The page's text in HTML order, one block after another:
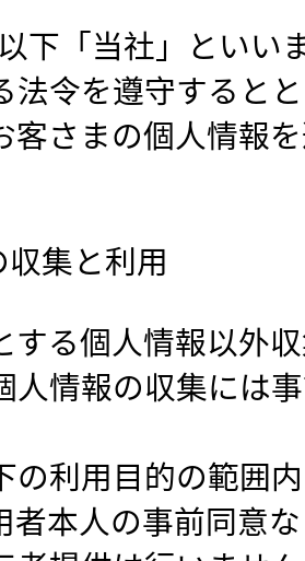
下「当社」といい
法令を遵守すると
客さまの個人情報
集と利用
する個人情報以外
人情報の収集には
の利用目的の範囲
者本人の事前同意